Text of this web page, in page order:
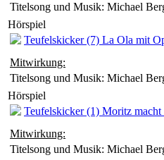
Titelsong und Musik: Michael
Hörspiel
Teufelskicker (7) La Ola mit
Mitwirkung:
Titelsong und Musik: Michael
Hörspiel
Teufelskicker (1) Moritz macht
Mitwirkung:
Titelsong und Musik: Michael